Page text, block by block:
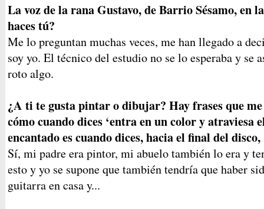
La voz de la rana Gustavo, de Barrio Sésamo, en
haces tú?
Me lo preguntan muchas veces, me han llegado a
soy yo. El técnico del estudio no se lo esperaba y se
roto algo.
¿A ti te gusta pintar o dibujar? Hay frases que
cómo cuando dices ‘entra en un color y atraviesa
encantado es cuando dices, hacia el final del
Sí, mi padre era pintor, mi abuelo también lo era y
esto y yo se supone que también tendría que haber
guitarra en casa y...